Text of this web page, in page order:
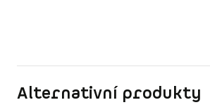
Alternativní produkty